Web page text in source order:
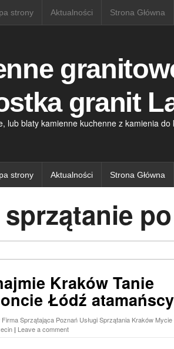
strony Aktualności Strona Główna
granit
lub blaty kamienne kuchenne z kamienia
strony Aktualności Strona Główna
Kraków Tanie
Łódź atamańscy
Sprzątająca Poznań Usługi Sprzątania Kraków Mycie
| Leave a comment